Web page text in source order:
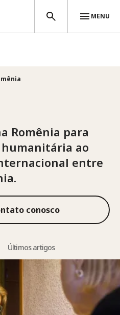
MENU
Romênia para
ao
entre
conosco
Últimos artigos